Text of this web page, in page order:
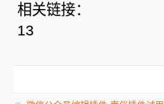
相关链接：
13